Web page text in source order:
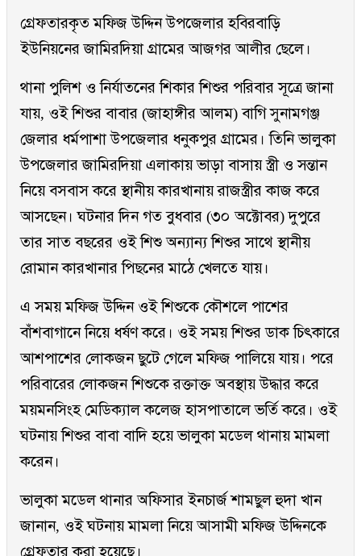
গ্রেফতারকৃত মফিজ উদ্দিন উপজেলার হবিরবাড়ি
ইউনিয়নের জামিরদিয়া গ্রামের আজগর আলীর ছেলে।
থানা পুলিশ ও নির্যাতনের শিকার শিশুর পরিবার সূত্রে জানা
যায়, ওই শিশুর বাবার (জাহাঙ্গীর আলম) বাগি সুনামগঞ্জ
জেলার ধর্মপাশা উপজেলার ধনুকপুর গ্রামের। তিনি ভালুকা
উপজেলার জামিরদিয়া এলাকায় ভাড়া বাসায় স্ত্রী ও সন্তান
নিয়ে বসবাস করে স্থানীয় কারখানায় রাজস্ত্রীর কাজ করে
আসছেন। ঘটনার দিন গত বুধবার (৩০ অক্টোবর) দুপুরে
তার সাত বছরের ওই শিশু অন্যান্য শিশুর সাথে স্থানীয়
রোমান কারখানার পিছনের মাঠে খেলতে যায়।
এ সময় মফিজ উদ্দিন ওই শিশুকে কৌশলে পাশের
বাঁশবাগানে নিয়ে ধর্ষণ করে। ওই সময় শিশুর ডাক চিৎকারে
আশপাশের লোকজন ছুটে গেলে মফিজ পালিয়ে যায়। পরে
পরিবারের লোকজন শিশুকে রক্তাক্ত অবস্থায় উদ্ধার করে
ময়মনসিংহ মেডিক্যাল কলেজ হাসপাতালে ভর্তি করে। ওই
ঘটনায় শিশুর বাবা বাদি হয়ে ভালুকা মডেল থানায় মামলা
করেন।
ভালুকা মডেল থানার অফিসার ইনচার্জ শামছুল হুদা খান
জানান, ওই ঘটনায় মামলা নিয়ে আসামী মফিজ উদ্দিনকে
গ্রেফতার করা হয়েছে।